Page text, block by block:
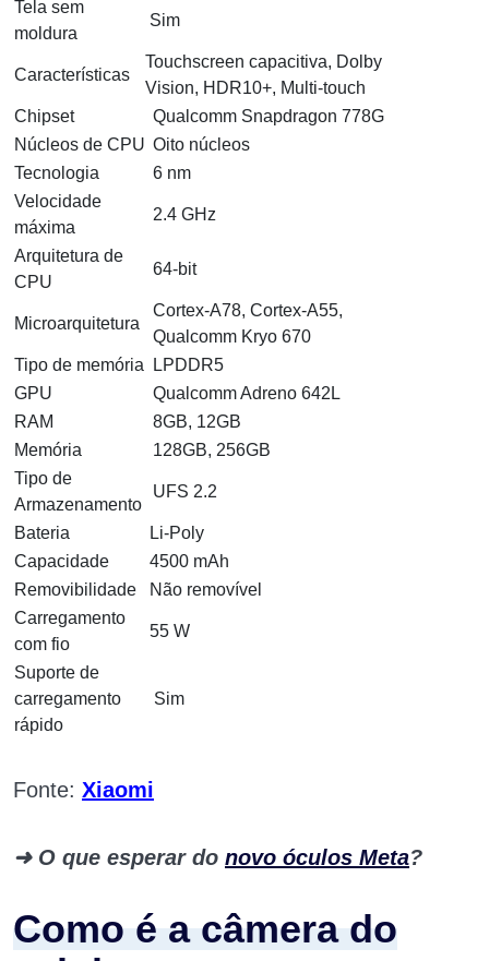
Tela sem
moldura
Sim
Características
Touchscreen capacitiva, Dolby
Vision, HDR10+, Multi-touch
Chipset
Qualcomm Snapdragon 778G
Núcleos de CPU Oito núcleos
Tecnologia
6 nm
Velocidade
máxima
2.4 GHz
Arquitetura de
CPU
64-bit
Microarquitetura
Cortex-A78, Cortex-A55,
Qualcomm Kryo 670
Tipo de memória
LPDDR5
GPU
Qualcomm Adreno 642L
RAM
8GB, 12GB
Memória
128GB, 256GB
Tipo de
Armazenamento
UFS 2.2
Bateria
Li-Poly
Capacidade
4500 mAh
Removibilidade
Não removível
Carregamento
com fio
55 W
Suporte de
carregamento
rápido
Sim
Fonte: Xiaomi
➜ O que esperar do novo óculos Meta?
Como é a câmera do